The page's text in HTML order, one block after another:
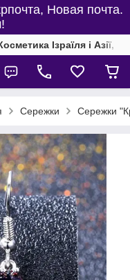
Новая почта.
Ізраїля і Азії,
Сережки Сережки